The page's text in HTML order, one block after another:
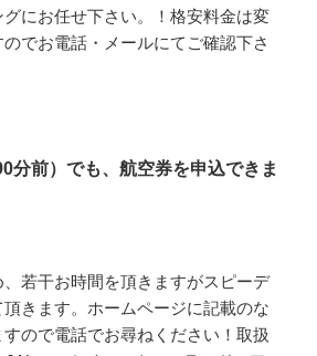
にお任せ下さい。！格安料金は変
でお電話・メールにてご確認下さ
分前）でも、航空券を申込できま
若干お時間を頂きますがスピーデ
きます。ホームページに記載のな
ので電話でお尋ねください！取扱